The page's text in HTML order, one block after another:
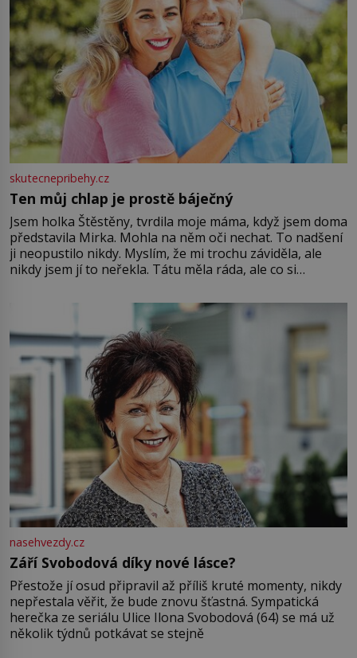
skutecnepribehy.cz
Ten můj chlap je prostě báječný
Jsem holka Štěstěny, tvrdila moje máma, když jsem doma
představila Mirka. Mohla na něm oči nechat. To nadšení
ji neopustilo nikdy. Myslím, že mi trochu záviděla, ale
nikdy jsem jí to neřekla. Tátu měla ráda, ale co si
Jsme spolu moc rádi Tehdy byla jiná doba, když
nasehvezdy.cz
Září Svobodová díky nové lásce?
Přestože jí osud připravil až příliš kruté momenty, nikdy
nepřestala věřit, že bude znovu šťastná. Sympatická
herečka ze seriálu Ulice Ilona Svobodová (64) se má už
několik týdnů potkávat se stejně